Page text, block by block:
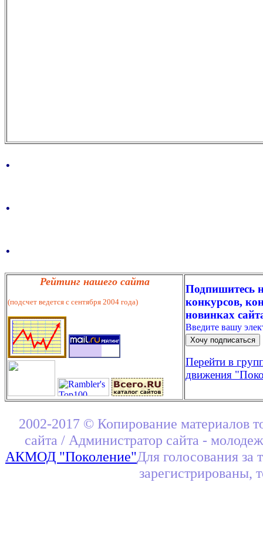
.
.
.
Рейтинг нашего сайта
(подсчет ведется с сентября 2004 года)
Подпишитесь
конкурсов,
новинках
Введите вашу
Перейти в
движения
2002-2017 © Копирование материалов
сайта / Администратор сайта -
АКМОД "Поколение"Для голосования за
зарегистрированы,